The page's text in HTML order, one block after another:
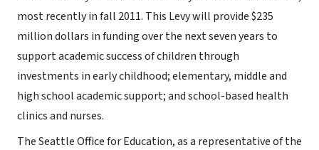
most recently in fall 2011. This Levy will provide $235
million dollars in funding over the next seven years to
support academic success of children through
investments in early childhood; elementary, middle and
high school academic support; and school-based health
clinics and nurses.
The Seattle Office for Education, as a representative of the